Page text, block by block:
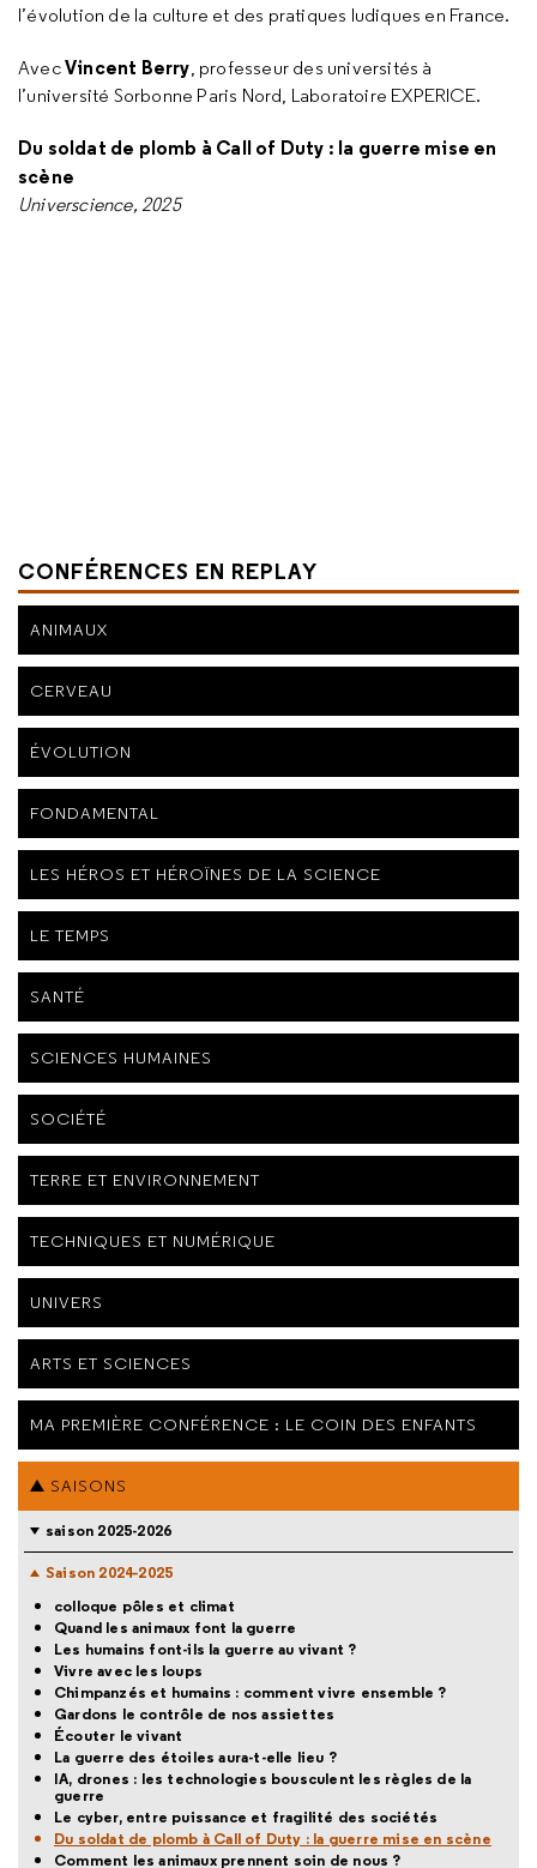
l’évolution de la culture et des pratiques ludiques en France.
AvecVincent Berry, professeur des universités à
l’université Sorbonne Paris Nord, Laboratoire EXPERICE.
Du soldat de plomb à Call of Duty : la guerre mise en
scène
Universcience, 2025
CONFÉRENCES EN REPLAY
ANIMAUX
CERVEAU
ÉVOLUTION
FONDAMENTAL
LES HÉROS ET HÉROÏNES DE LA SCIENCE
LE TEMPS
SANTÉ
SCIENCES HUMAINES
SOCIÉTÉ
TERRE ET ENVIRONNEMENT
TECHNIQUES ET NUMÉRIQUE
UNIVERS
ARTS ET SCIENCES
MA PREMIÈRE CONFÉRENCE : LE COIN DES ENFANTS
SAISONS
saison 2025-2026
Saison 2024-2025
colloque pôles et climat
Quand les animaux font la guerre
Les humains font-ils la guerre au vivant ?
Vivre avec les loups
Chimpanzés et humains : comment vivre ensemble ?
Gardons le contrôle de nos assiettes
Écouter le vivant
La guerre des étoiles aura-t-elle lieu ?
IA, drones : les technologies bousculent les règles de la
guerre
Le cyber, entre puissance et fragilité des sociétés
Du soldat de plomb à Call of Duty : la guerre mise en scène
Comment les animaux prennent soin de nous ?